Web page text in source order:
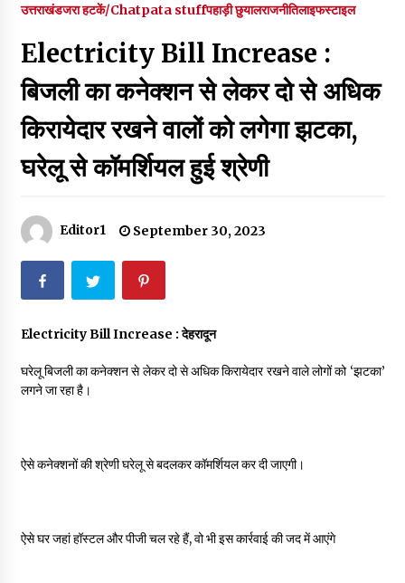
December 18, 2023
Thought Of The Day 7 September
September 7, 2023
Thought Of The Day 6 September
September 6, 2023
May 18, 2022
Thought Of The Day 17 May
May 17, 2022
Thought Of The Day 14 May
उत्तराखंडजरा हटकें/Chatpata stuffपहाड़ी छुयालराजनीतिलाइफस्टाइल
Electricity Bill Increase :
बिजली का कनेक्शन से लेकर दो से अधिक
किरायेदार रखने वालों को लगेगा झटका,
घरेलू से कॉमर्शियल हुई श्रेणी
Editor1 September 30, 2023
Electricity Bill Increase :देहरादून
घरेलू बिजली का कनेक्शन से लेकर दो से अधिक किरायेदार रखने वाले लोगों को ‘झटका’
लगने जा रहा है।
ऐसे कनेक्शनों की श्रेणी घरेलू से बदलकर कॉमर्शियल कर दी जाएगी।
ऐसे घर जहां हॉस्टल और पीजी चल रहे हैं, वो भी इस कार्रवाई की जद में आएंगे